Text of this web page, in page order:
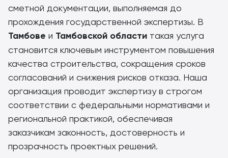
сметной документации, выполняемая до
прохождения государственной экспертизы. В
Тамбове и Тамбовской области такая услуга
становится ключевым инструментом повышения
качества строительства, сокращения сроков
согласований и снижения рисков отказа. Наша
организация проводит экспертизу в строгом
соответствии с федеральными нормативами и
региональной практикой, обеспечивая
заказчикам законность, достоверность и
прозрачность проектных решений.